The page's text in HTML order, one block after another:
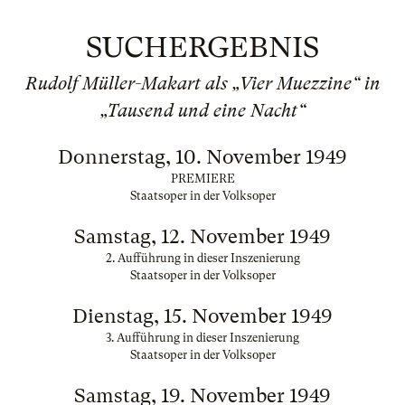
SUCHERGEBNIS
Rudolf Müller-Makart als „Vier Muezzine“ in
„Tausend und eine Nacht“
Donnerstag, 10. November 1949
PREMIERE
Staatsoper in der Volksoper
Samstag, 12. November 1949
2. Aufführung in dieser Inszenierung
Staatsoper in der Volksoper
Dienstag, 15. November 1949
3. Aufführung in dieser Inszenierung
Staatsoper in der Volksoper
Samstag, 19. November 1949